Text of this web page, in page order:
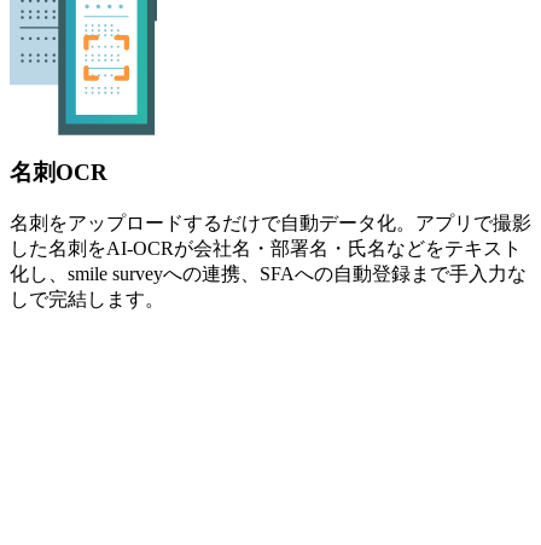
名刺OCR
名刺をアップロードするだけで自動データ化。アプリで撮影
した名刺をAI-OCRが会社名・部署名・氏名などをテキスト
化し、smile surveyへの連携、SFAへの自動登録まで手入力な
しで完結します。